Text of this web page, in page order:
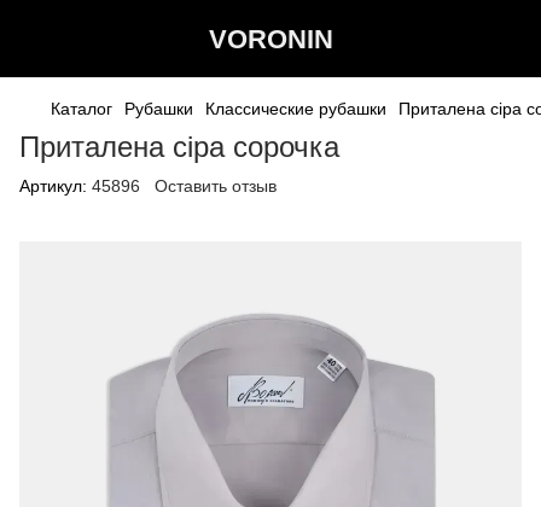
VORONIN
Каталог Рубашки Классические рубашки Приталена сіра
Приталена сіра сорочка
Артикул: 45896 Оставить отзыв